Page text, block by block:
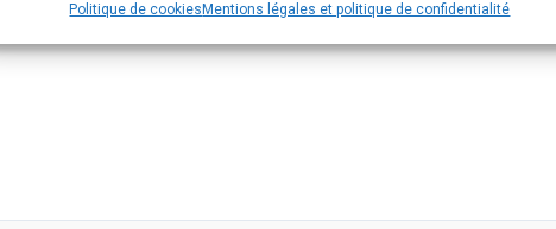
Politique de cookies Mentions légales et politique de confidentialité